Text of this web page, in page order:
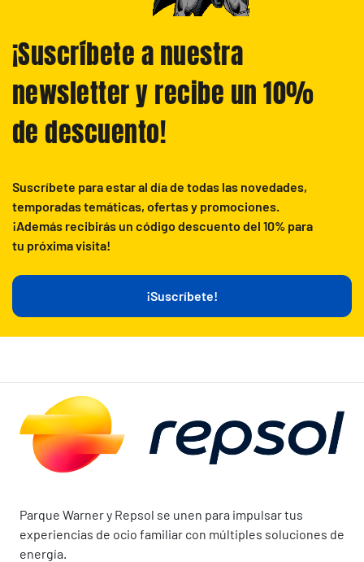
¡Suscríbete a nuestra
newsletter y recibe un 10%
de descuento!
Suscríbete para estar al día de todas las novedades,
temporadas temáticas, ofertas y promociones.
¡Además recibirás un código descuento del 10% para
tu próxima visita!
¡Suscríbete!
Parque Warner y Repsol se unen para impulsar tus
experiencias de ocio familiar con múltiples soluciones de
energía.